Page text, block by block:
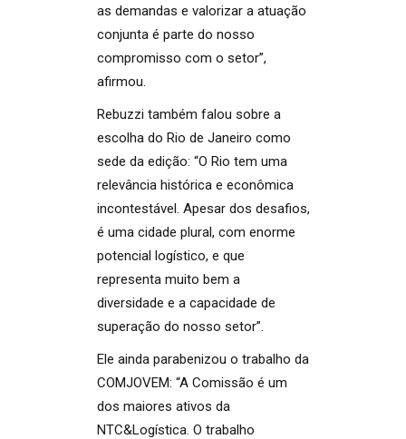
as demandas e valorizar a atuação
conjunta é parte do nosso
compromisso com o setor”,
afirmou.
Rebuzzi também falou sobre a
escolha do Rio de Janeiro como
sede da edição: “O Rio tem uma
relevância histórica e econômica
incontestável. Apesar dos desafios,
é uma cidade plural, com enorme
potencial logístico, e que
representa muito bem a
diversidade e a capacidade de
superação do nosso setor”.
Ele ainda parabenizou o trabalho da
COMJOVEM: “A Comissão é um
dos maiores ativos da
NTC&Logística. O trabalho